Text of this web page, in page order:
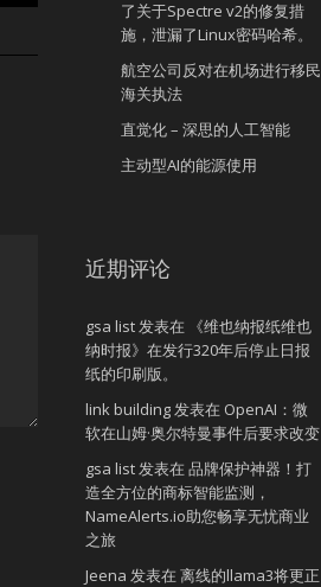
了关于Spectre v2的修复措
施，泄漏了Linux密码哈希。
航空公司反对在机场进行移民
海关执法
直觉化 – 深思的人工智能
主动型AI的能源使用
近期评论
gsa list发表在
《维也纳报纸维也
纳时报》在发行320年后停止日报
纸的印刷版。
link building发表在 OpenAI：微
软在山姆·奥尔特曼事件后要求改变
gsa list发表在 品牌保护神器！打
造全方位的商标智能监测，
NameAlerts.io助您畅享无忧商业
之旅
Jeena 发表在 离线的llama3将更正